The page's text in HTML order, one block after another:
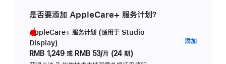
是否要添加 AppleCare+ 服务计划？
AppleCare+ 服务计划 (适用于 Studio
Display)
RMB 1,249 或 RMB 53/月 (24 期)
添加